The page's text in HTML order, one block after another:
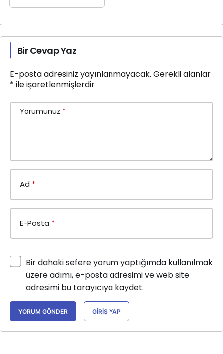
Bir Cevap Yaz
E-posta adresiniz yayınlanmayacak. Gerekli alanlar
* ile işaretlenmişlerdir
Yorumunuz *
Ad *
E-Posta *
Bir dahaki sefere yorum yaptığımda kullanılmak
üzere adımı, e-posta adresimi ve web site
adresimi bu tarayıcıya kaydet.
YORUM GÖNDER GIRIŞ YAP